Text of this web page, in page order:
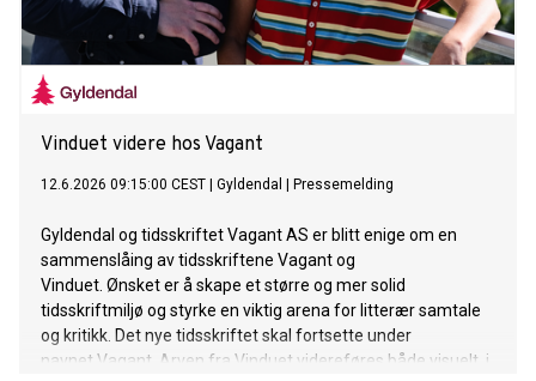
Vinduet videre hos Vagant
12.6.2026 09:15:00 CEST Gyldendal Pressemelding
Gyldendal og tidsskriftet Vagant AS er blitt enige om en
sammenslåing av tidsskriftene Vagant og
Vinduet. Ønsket er å skape et større og mer solid
tidsskriftmiljø og styrke en viktig arena for litterær samtale
og kritikk. Det nye tidsskriftet skal fortsette under
navnet Vagant. Arven fra Vinduet videreføres både visuelt, i